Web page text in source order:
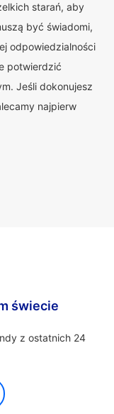
starań, aby
być świadomi,
odpowiedzialności
potwierdzić
Jeśli dokonujesz
najpierw
świecie
z ostatnich 24